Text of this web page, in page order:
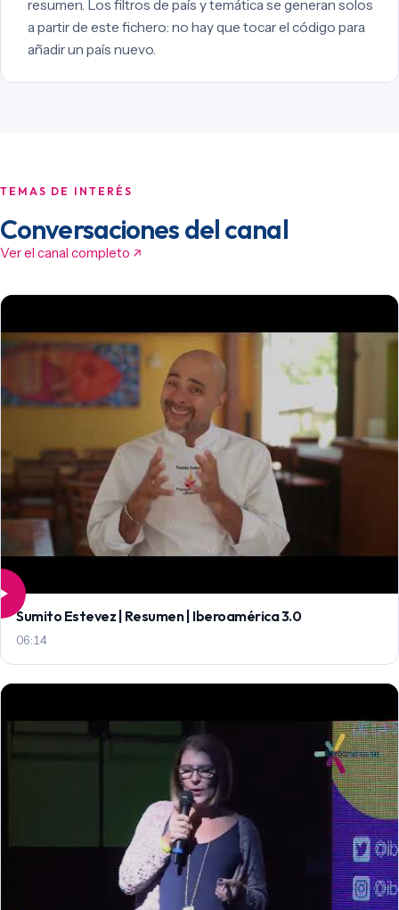
resumen. Los filtros de país y temática se generan solos
a partir de este fichero: no hay que tocar el código para
añadir un país nuevo.
TEMAS DE INTERÉS
Conversaciones del canal
Ver el canal completo
Sumito Estevez | Resumen | Iberoamérica 3.0
06:14